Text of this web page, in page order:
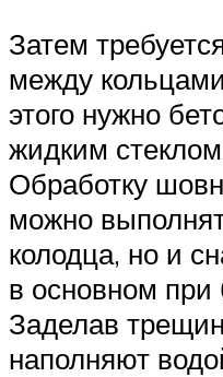
Затем
между
этого нужно
жидким
Обработку
можно
колодца, но и
в основном
Заделав
наполняют